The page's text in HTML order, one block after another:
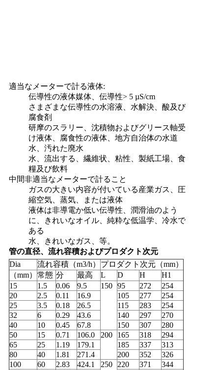
適当なメーターで計る液体:
伝導性の液体媒体、伝導性> 5 µS/cm
さまざまな伝導性の水溶液、水解決、酸及び
腐食剤
研摩のスラリー、沈積物およびグリース軸受
け液体、腐食性の液体、地方自治体の水道
水、汚れた廃水
水、流出する、繊維状、粘性、製紙工場、食
糧及び飲料
中間非適当なメーターで計ること
ガスの大きい内容が付いている産業ガス、圧
縮空気、蒸気、または液体
液体は非導電か低い伝導性、潤滑油のよう
に、きれいなオイル、純粋な低温学、冷水で
ある
水、きれいなガス、等。
管の直径、流れ容積およびプロダクト次元
Dia
流れ容積（m3/h）
プロダクト次元（mm）
（mm） 常態 分 最高 L D H
H1
15
1.5 0.06 9.5 150 95 272
254
20
2.5 0.11 16.9 105 277
254
25
3.5 0.18 26.5 115 283
254
32
6 0.29 43.6 140 297
270
40
10 0.45 67.8 150 307
280
50
15 0.71 106.0 200 165 318
294
65
25 1.19 179.1 185 337
313
80
40 1.81 271.4 200 352
326
100
60 2.83 424.1 250 220 371
344